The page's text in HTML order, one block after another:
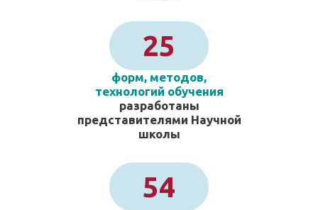
25
форм, методов,
технологий обучения
разработаны
представителями Научной
школы
54